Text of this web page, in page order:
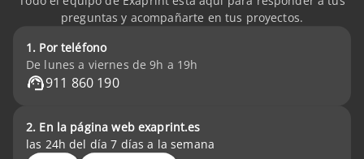
preguntas y acompañarte en tus proyectos.
1. Por teléfono
De lunes a viernes de 9h a 19h
911 860 190
2. En la página web exaprint.es
las 24h del día 7 días a la semana